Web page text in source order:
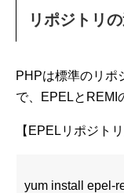
リポジトリ
PHPは標準のリポ
で、EPELとREMI
【EPELリポジトリ
yum install epel-